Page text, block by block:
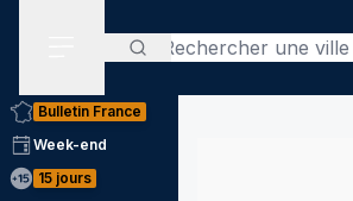
Rechercher
Bulletin France
Week-end
15 jours